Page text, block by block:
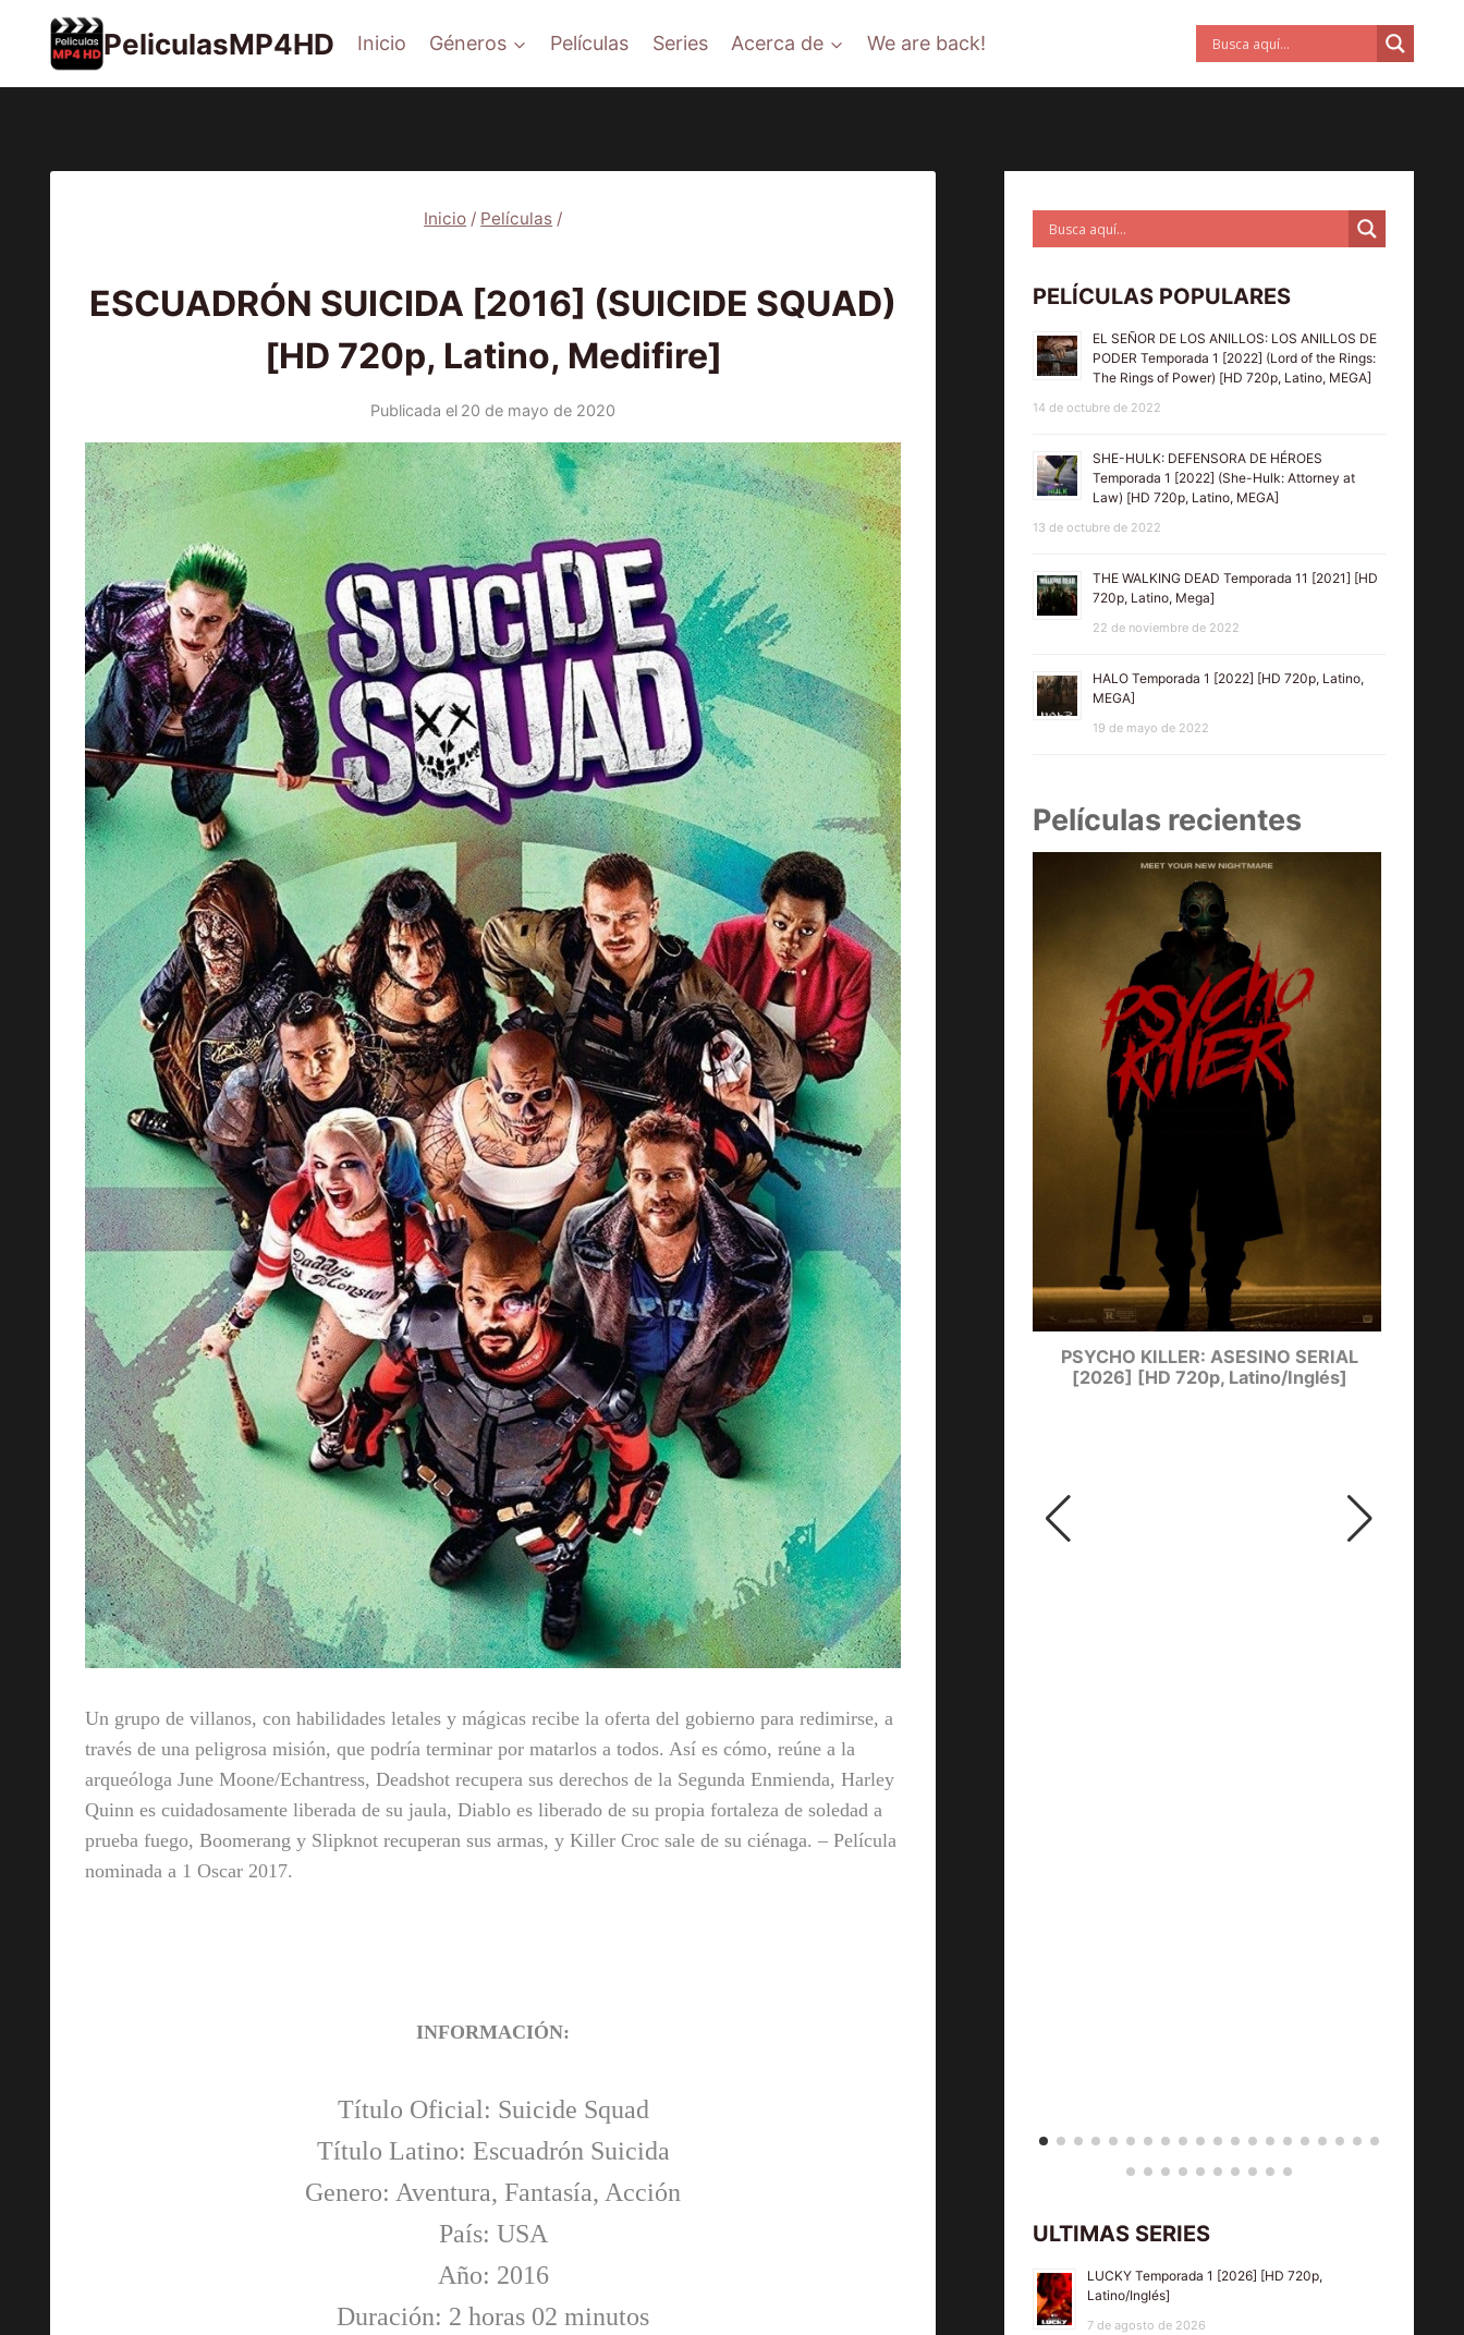
contenido
PeliculasMP4HD Inicio Géneros Películas Series Acerca de We are back!
Inicio / Películas /
ESCUADRÓN SUICIDA [2016] (SUICIDE SQUAD)
[HD 720p, Latino, Medifire]
Publicada el 20 de mayo de 2020
Un grupo de villanos, con habilidades letales y mágicas recibe la oferta del gobierno para redimirse, a
través de una peligrosa misión, que podría terminar por matarlos a todos. Así es cómo, reúne a la
arqueóloga June Moone/Echantress, Deadshot recupera sus derechos de la Segunda Enmienda, Harley
Quinn es cuidadosamente liberada de su jaula, Diablo es liberado de su propia fortaleza de soledad a
prueba fuego, Boomerang y Slipknot recuperan sus armas, y Killer Croc sale de su ciénaga. – Película
nominada a 1 Oscar 2017.
INFORMACIÓN:
Título Oficial: Suicide Squad
Título Latino: Escuadrón Suicida
Genero: Aventura, Fantasía, Acción
País: USA
Año: 2016
Duración: 2 horas 02 minutos
PELÍCULAS POPULARES
EL SEÑOR DE LOS ANILLOS: LOS ANILLOS DE
PODER Temporada 1 [2022] (Lord of the Rings:
The Rings of Power) [HD 720p, Latino, MEGA]
14 de octubre de 2022
SHE-HULK: DEFENSORA DE HÉROES
Temporada 1 [2022] (She-Hulk: Attorney at
Law) [HD 720p, Latino, MEGA]
13 de octubre de 2022
THE WALKING DEAD Temporada 11 [2021] [HD
720p, Latino, Mega]
22 de noviembre de 2022
HALO Temporada 1 [2022] [HD 720p, Latino,
MEGA]
19 de mayo de 2022
Películas recientes
AMOS DEL UNIVERSO [2026] (Masters
of the Universe) [HD 720p,
Latino/Inglés]
PSYCHO KILLER: ASESINO SERIAL
[2026] [HD 720p, Latino/Inglés]
ULTIMAS SERIES
LUCKY Temporada 1 [2026] [HD 720p,
Latino/Inglés]
7 de agosto de 2026